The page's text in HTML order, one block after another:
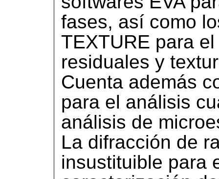
fases, así como
TEXTURE para
residuales y
Cuenta además
para el análisis
análisis de
La difracción de
insustituible para